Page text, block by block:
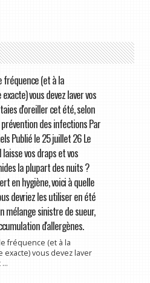
fréquence (et à la
vous devez laver vos
d'oreiller cet été, selon
des infections Par
Publié le 25 juillet 26 Le
vos draps et vos
la plupart des nuits ?
en hygiène, voici à quelle
devriez les utiliser en été
mélange sinistre de sueur,
d'allergènes.
fréquence (et à la
exacte) vous devez laver